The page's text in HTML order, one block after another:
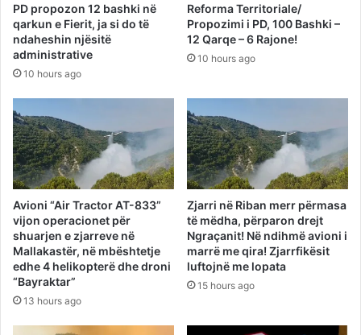
PD propozon 12 bashki në
qarkun e Fierit, ja si do të
ndaheshin njësitë
administrative
10 hours ago
Reforma Territoriale/
Propozimi i PD, 100 Bashki –
12 Qarqe – 6 Rajone!
10 hours ago
Avioni “Air Tractor AT-833”
vijon operacionet për
shuarjen e zjarreve në
Mallakastër, në mbështetje
edhe 4 helikopterë dhe droni
“Bayraktar”
13 hours ago
Zjarri në Riban merr përmasa
të mëdha, përparon drejt
Ngraçanit! Në ndihmë avioni i
marrë me qira! Zjarrfikësit
luftojnë me lopata
15 hours ago